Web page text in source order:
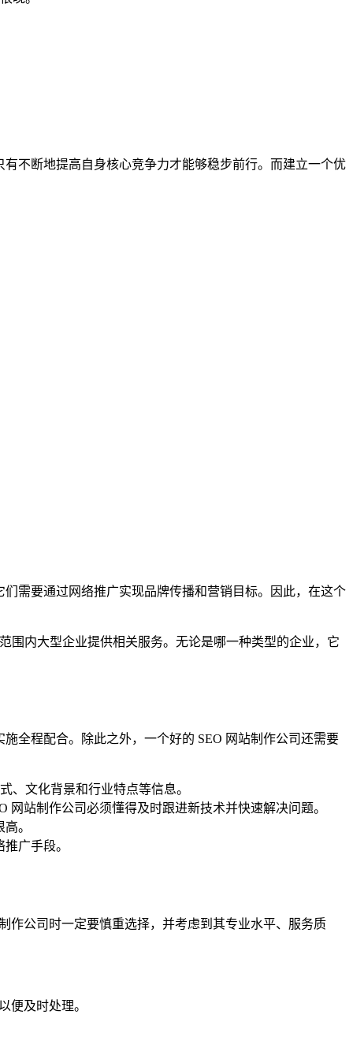
不断地提高自身核心竞争力才能够稳步前行。而建立一个优
需要通过网络推广实现品牌传播和营销目标。因此，在这个
围内大型企业提供相关服务。无论是哪一种类型的企业，它
全程配合。除此之外，一个好的 SEO 网站制作公司还需要
、文化背景和行业特点等信息。
站制作公司必须懂得及时跟进新技术并快速解决问题。
。
广手段。
作公司时一定要慎重选择，并考虑到其专业水平、服务质
便及时处理。